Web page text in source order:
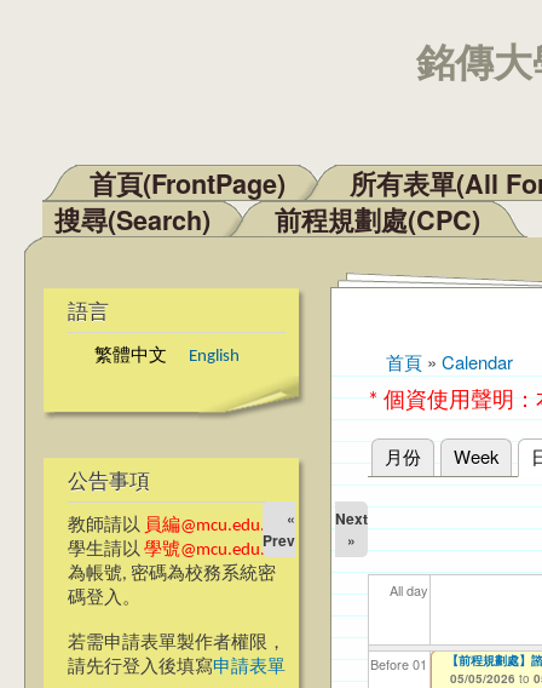
銘傳
主選單
首頁(FrontPage)
所有表單(All
搜尋(Search)
前程規劃處(CPC)
語言
繁體中文 English
公告事項
教師請以 員編@mcu.edu.tw
學生請以 學號@mcu.edu.tw
為帳號, 密碼為校務系統密
碼登入。
若需申請表單製作者權限，
請先行登入後填寫申請表單
您在這裡
首頁 » Calendar
* 個資使用聲明
主要索引標籤
月份 Week
«
Prev
Next
»
All day
Before 01
【資網處】
整合系統～表單
【財務處】工讀
11/12/2021 to
【財務處】漏打
錄
114學年度前程
表(服務學習教師
114
02/
114
03/
【學
07/
教務
11/
商品
11/
114
02/
【財
08/
【教學暨學習
Online
114學年度畢業
04/21/2026 to
【電機資訊學
05/01/2026 to
CDC【桃園校
05/05/2026
CDC【台北校
05/05/2026
【前程規劃處】
05/05/2026 to